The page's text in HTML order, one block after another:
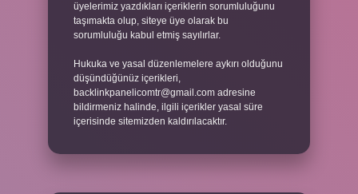
üyelerimiz yazdıkları içeriklerin sorumluluğunu
taşımakta olup, siteye üye olarak bu
sorumluluğu kabul etmiş sayılırlar.
Hukuka ve yasal düzenlemelere aykırı olduğunu
düşündüğünüz içerikleri,
backlinkpanelicomtr@gmail.com adresine
bildirmeniz halinde, ilgili içerikler yasal süre
içerisinde sitemizden kaldırılacaktır.